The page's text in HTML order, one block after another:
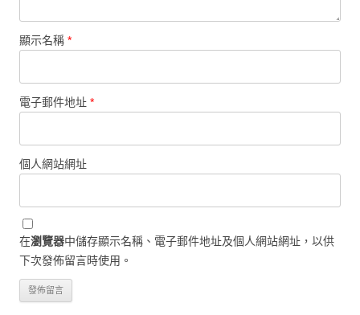
顯示名稱 *
電子郵件地址 *
個人網站網址
在瀏覽器中儲存顯示名稱、電子郵件地址及個人網站網址，以供
下次發佈留言時使用。